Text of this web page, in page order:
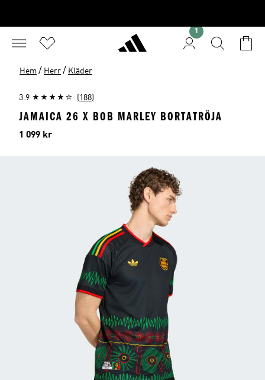
Hem / Herr / Kläder
3.9 (188)
JAMAICA 26 X BOB MARLEY BORTATRÖJA
Pris
1 099 kr